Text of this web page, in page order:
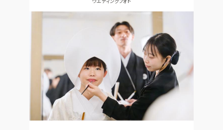
アクセス
GUEST
ご列席者の皆さまへ
SUPPORT
お手伝い
資料請求 お問い合わせ フェア予約